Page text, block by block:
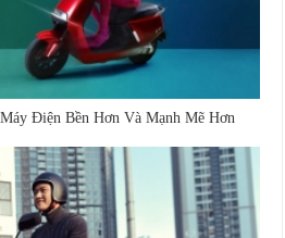
Điện Bền Hơn Và Mạnh Mẽ Hơn